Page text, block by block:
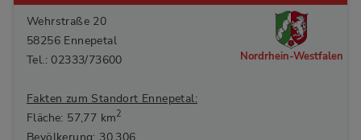
Wehrstraße 20
58256 Ennepetal
Tel.: 02333/73600
Fakten zum Standort Ennepetal:
Fläche: 57,77 km2
Bevölkerung: 30.306
Nordrhein-Westfalen